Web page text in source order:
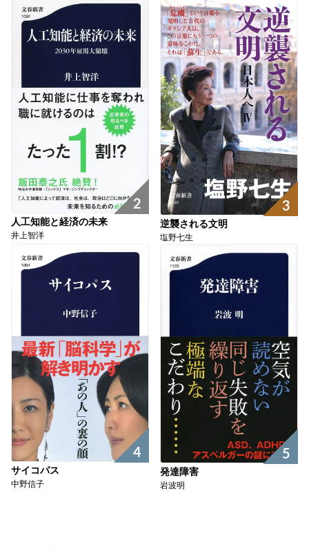
2
人工知能と経済の未来
井上智洋
3
逆襲される文明
塩野七生
4
サイコパス
中野信子
5
発達障害
岩波明